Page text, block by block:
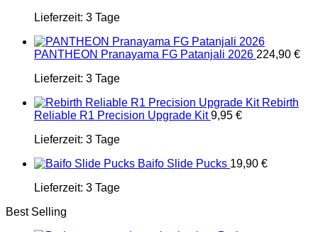
Lieferzeit: 3 Tage
PANTHEON Pranayama FG Patanjali 2026 224,90 €
Lieferzeit: 3 Tage
Rebirth
Reliable R1 Precision Upgrade Kit 9,95 €
Lieferzeit: 3 Tage
Baifo Slide Pucks 19,90 €
Lieferzeit: 3 Tage
Best Selling